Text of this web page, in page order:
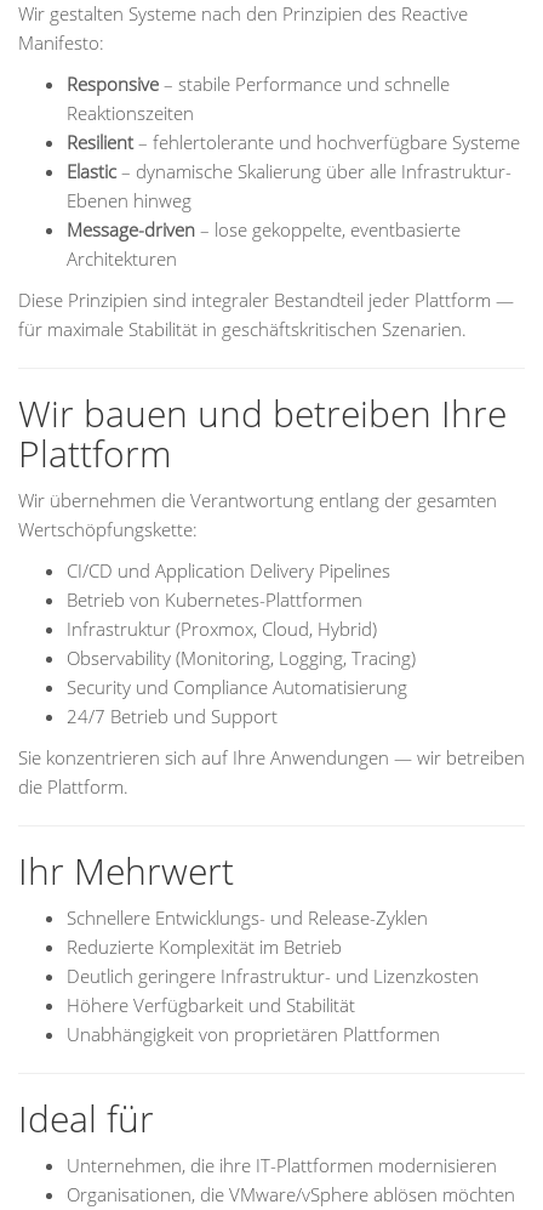
Wir gestalten Systeme nach den Prinzipien des Reactive
Manifesto:
Responsive – stabile Performance und schnelle
Reaktionszeiten
Resilient– fehlertolerante und hochverfügbare Systeme
Elastic – dynamische Skalierung über alle Infrastruktur-
Ebenen hinweg
Message-driven – lose gekoppelte, eventbasierte
Architekturen
Diese Prinzipien sind integraler Bestandteil jeder Plattform —
für maximale Stabilität in geschäftskritischen Szenarien.
Wir bauen und betreiben Ihre
Plattform
Wir übernehmen die Verantwortung entlang der gesamten
Wertschöpfungskette:
CI/CD und Application Delivery Pipelines
Betrieb von Kubernetes-Plattformen
Infrastruktur (Proxmox, Cloud, Hybrid)
Observability (Monitoring, Logging, Tracing)
Security und Compliance Automatisierung
24/7 Betrieb und Support
Sie konzentrieren sich auf Ihre Anwendungen — wir betreiben
die Plattform.
Ihr Mehrwert
Schnellere Entwicklungs- und Release-Zyklen
Reduzierte Komplexität im Betrieb
Deutlich geringere Infrastruktur- und Lizenzkosten
Höhere Verfügbarkeit und Stabilität
Unabhängigkeit von proprietären Plattformen
Ideal für
Unternehmen, die ihre IT-Plattformen modernisieren
Organisationen, die VMware/vSphere ablösen möchten